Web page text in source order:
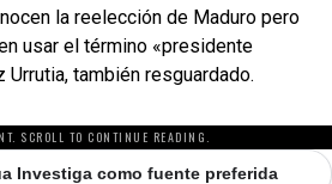
la reelección de Maduro pero
usar el término «presidente
Urrutia, también resguardado.
SCROLL TO CONTINUE READING.
Investiga como fuente preferida